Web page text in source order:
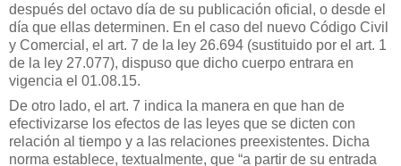
después del octavo día de su publicación oficial, o desde el
día que ellas determinen. En el caso del nuevo Código Civil
y Comercial, el art. 7 de la ley 26.694 (sustituido por el art. 1
de la ley 27.077), dispuso que dicho cuerpo entrara en
vigencia el 01.08.15.
De otro lado, el art. 7 indica la manera en que han de
efectivizarse los efectos de las leyes que se dicten con
relación al tiempo y a las relaciones preexistentes. Dicha
norma establece, textualmente, que “a partir de su entrada